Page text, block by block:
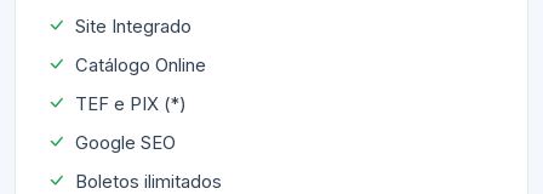
Site Integrado
Catálogo Online
TEF e PIX (*)
Google SEO
Boletos ilimitados